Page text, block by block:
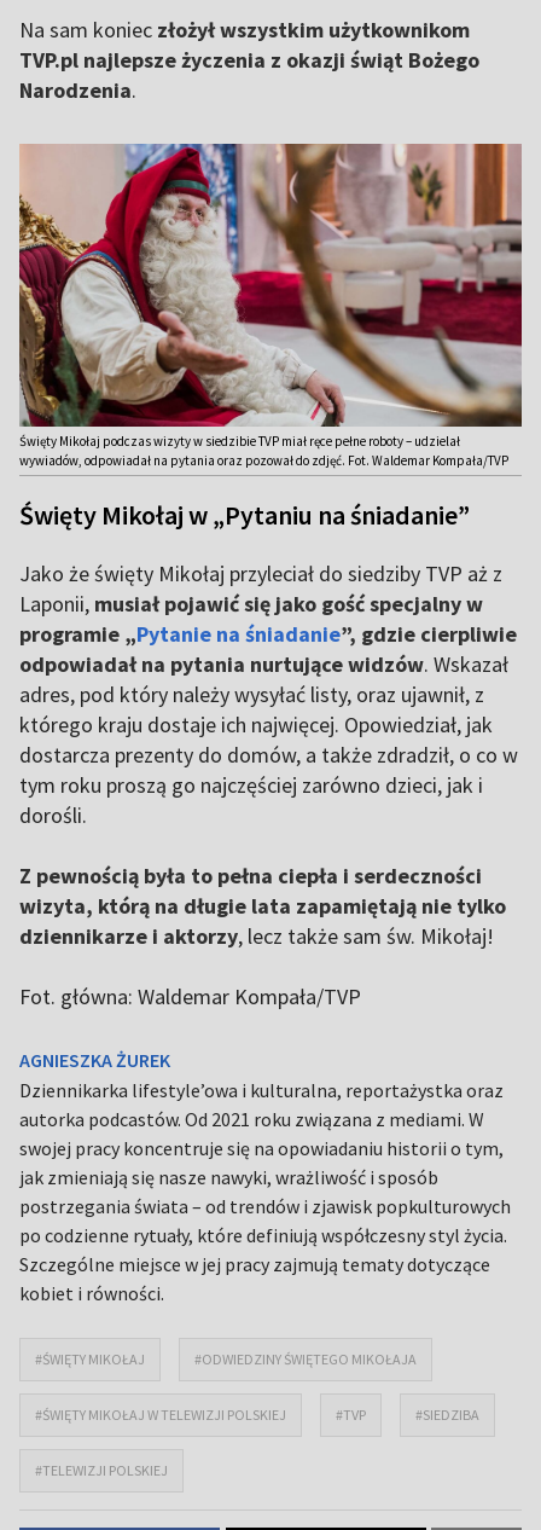
Na sam koniec złożył wszystkim użytkownikom
TVP.pl najlepsze życzenia z okazji świąt Bożego
Narodzenia.
Święty Mikołaj podczas wizyty w siedzibie TVP miał ręce pełne roboty – udzielał
wywiadów, odpowiadał na pytania oraz pozował do zdjęć. Fot. Waldemar Kompała/TVP
Święty Mikołaj w „Pytaniu na śniadanie”
Jako że święty Mikołaj przyleciał do siedziby TVP aż z
Laponii, musiał pojawić się jako gość specjalny w
programie „Pytanie na śniadanie”, gdzie cierpliwie
odpowiadał na pytania nurtujące widzów. Wskazał
adres, pod który należy wysyłać listy, oraz ujawnił, z
którego kraju dostaje ich najwięcej. Opowiedział, jak
dostarcza prezenty do domów, a także zdradził, o co w
tym roku proszą go najczęściej zarówno dzieci, jak i
dorośli.
Z pewnością była to pełna ciepła i serdeczności
wizyta, którą na długie lata zapamiętają nie tylko
dziennikarze i aktorzy, lecz także sam św. Mikołaj!
Fot. główna: Waldemar Kompała/TVP
AGNIESZKA ŻUREK
Dziennikarka lifestyle’owa i kulturalna, reportażystka oraz
autorka podcastów. Od 2021 roku związana z mediami. W
swojej pracy koncentruje się na opowiadaniu historii o tym,
jak zmieniają się nasze nawyki, wrażliwość i sposób
postrzegania świata – od trendów i zjawisk popkulturowych
po codzienne rytuały, które definiują współczesny styl życia.
Szczególne miejsce w jej pracy zajmują tematy dotyczące
kobiet i równości.
#ŚWIĘTY MIKOŁAJ #ODWIEDZINY ŚWIĘTEGO MIKOŁAJA
#ŚWIĘTY MIKOŁAJ W TELEWIZJI POLSKIEJ #TVP #SIEDZIBA
#TELEWIZJI POLSKIEJ